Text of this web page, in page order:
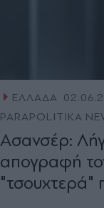
ΕΛΛΑΔΑ
PARAPOLITIKA
Ασανσέρ:
απογραφή
"τσουχτερά"